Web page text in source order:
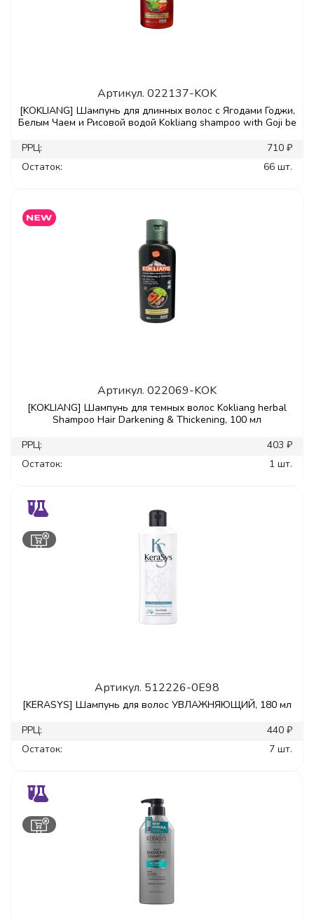
Артикул. 022137-KOK
[KOKLIANG] Шампунь для длинных волос с Ягодами Годжи,
Белым Чаем и Рисовой водой Kokliang shampoo with Goji be
РРЦ:
710 ₽
Остаток:
66 шт.
Артикул. 022069-KOK
[KOKLIANG] Шампунь для темных волос Kokliang herbal
Shampoo Hair Darkening & Thickening, 100 мл
РРЦ:
403 ₽
Остаток:
1 шт.
Артикул. 512226-0E98
[KERASYS] Шампунь для волос УВЛАЖНЯЮЩИЙ, 180 мл
РРЦ:
440 ₽
Остаток:
7 шт.